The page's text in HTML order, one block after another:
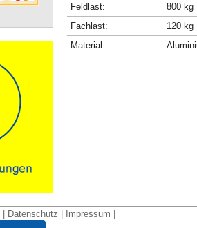
Feldlast:
800 kg
Fachlast:
120 kg
Material:
Datenschutz Impressum